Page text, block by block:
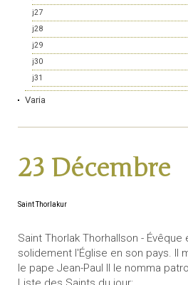
j27
j28
j29
j30
j31
Varia
23 Décembre
Saint Thorlakur
Saint Thorlak Thorhallson - Évêque
solidement l'Église en son pays. Il
le pape Jean-Paul II le nomma